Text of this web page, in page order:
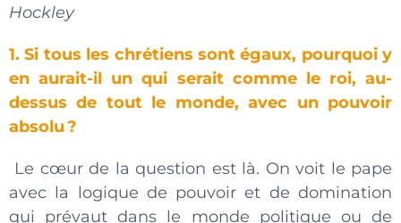
Hockley
1. Si tous les chrétiens sont égaux, pourquoi y
en aurait-il un qui serait comme le roi, au-
dessus de tout le monde, avec un pouvoir
absolu ?
Le cœur de la question est là. On voit le pape
avec la logique de pouvoir et de domination
qui prévaut dans le monde politique ou de